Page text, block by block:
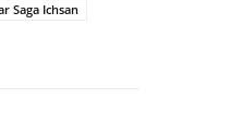
Saga Ichsan